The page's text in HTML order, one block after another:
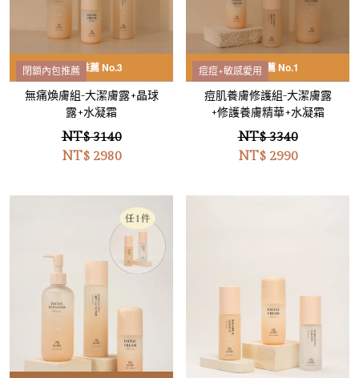
熱銷推薦 No.3
閉鎖內包推薦
無痛煥膚組-大潔膚露+晶球
露+水凝霜
NT$ 3140
NT$2980
熱銷推薦 No.1
痘痘+敏感愛用
痘肌養膚修護組-大潔膚露
+修護養膚精華+水凝霜
NT$ 3340
NT$2990